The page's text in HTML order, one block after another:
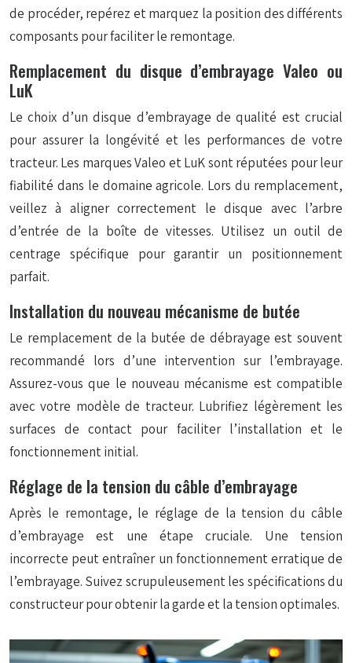
de procéder, repérez et marquez la position des différents
composants pour faciliter le remontage.
Remplacement du disque d’embrayage Valeo ou
LuK
Le choix d’un disque d’embrayage de qualité est crucial
pour assurer la longévité et les performances de votre
tracteur. Les marques Valeo et LuK sont réputées pour leur
fiabilité dans le domaine agricole. Lors du remplacement,
veillez à aligner correctement le disque avec l’arbre
d’entrée de la boîte de vitesses. Utilisez un outil de
centrage spécifique pour garantir un positionnement
parfait.
Installation du nouveau mécanisme de butée
Le remplacement de la butée de débrayage est souvent
recommandé lors d’une intervention sur l’embrayage.
Assurez-vous que le nouveau mécanisme est compatible
avec votre modèle de tracteur. Lubrifiez légèrement les
surfaces de contact pour faciliter l’installation et le
fonctionnement initial.
Réglage de la tension du câble d’embrayage
Après le remontage, le réglage de la tension du câble
d’embrayage est une étape cruciale. Une tension
incorrecte peut entraîner un fonctionnement erratique de
l’embrayage. Suivez scrupuleusement les spécifications du
constructeur pour obtenir la garde et la tension optimales.